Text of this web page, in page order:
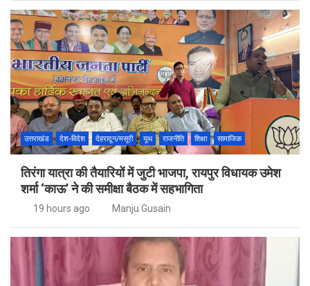
उत्तराखंड देश-विदेश देहरादून/मसूरी यूथ राजनीति शिक्षा सामाजिक
तिरंगा यात्रा की तैयारियों में जुटी भाजपा, रायपुर विधायक उमेश
शर्मा ‘काऊ’ ने की समीक्षा बैठक में सहभागिता
19 hours ago Manju Gusain